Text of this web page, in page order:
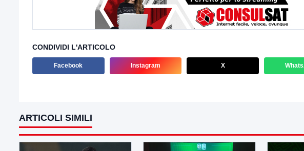
CONDIVIDI L'ARTICOLO
Facebook Instagram X
ARTICOLI SIMILI